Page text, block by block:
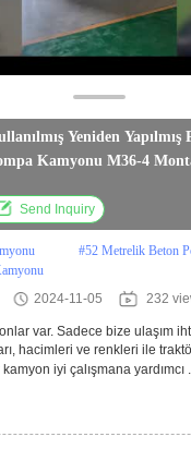
Yeniden
Kamyonu M36-4
Send Inquiry
#52 Metrelik Beton
2024-11-05 232
var. Sadece bize ulaşım
hacimleri ve renkleri ile
iyi çalışmana yardımcı